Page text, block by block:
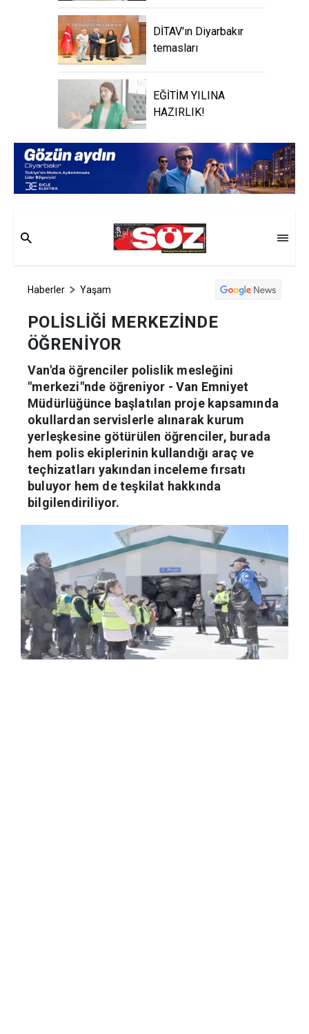
DİTAV'ın Diyarbakır
temasları
EĞİTİM YILINA
HAZIRLIK!
Haberler Yaşam
POLİSLİĞİ MERKEZİNDE
ÖĞRENİYOR
Van'da öğrenciler polislik mesleğini
"merkezi"nde öğreniyor - Van Emniyet
Müdürlüğünce başlatılan proje kapsamında
okullardan servislerle alınarak kurum
yerleşkesine götürülen öğrenciler, burada
hem polis ekiplerinin kullandığı araç ve
teçhizatları yakından inceleme fırsatı
buluyor hem de teşkilat hakkında
bilgilendiriliyor.